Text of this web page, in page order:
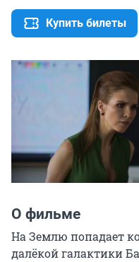
Купить билеты
О фильме
На Землю попадает
далёкой галактики